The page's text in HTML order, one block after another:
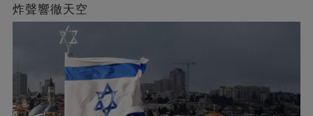
炸聲響徹天空